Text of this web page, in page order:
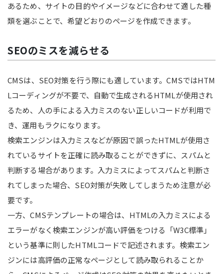
あるため、サイトの目的やイメージなどに合わせて適した種
類を選ぶことで、希望どおりのページを作成できます。
SEOのミスを減らせる
CMSは、SEO対策を行う際にも適しています。CMSではHTM
Lコーディングが不要で、自動で生成されるHTMLが使用され
るため、人の手による入力ミスのない正しいコードが利用で
き、運用もラクになります。
検索エンジンは入力ミスなどが原因で誤ったHTMLが使用さ
れているサイトを正確に読み取ることができずに、スパムと
判断する場合があります。入力ミスによってスパムと判断さ
れてしまった場合、SEO対策が失敗してしまうため注意が必
要です。
一方、CMSテンプレートの場合は、HTMLの入力ミスによる
エラーがなく検索エンジンが高い評価をつける「W3C標準」
という基準に則したHTMLコードで記述されます。検索エン
ジンには高評価の正常なページとして読み取られることか